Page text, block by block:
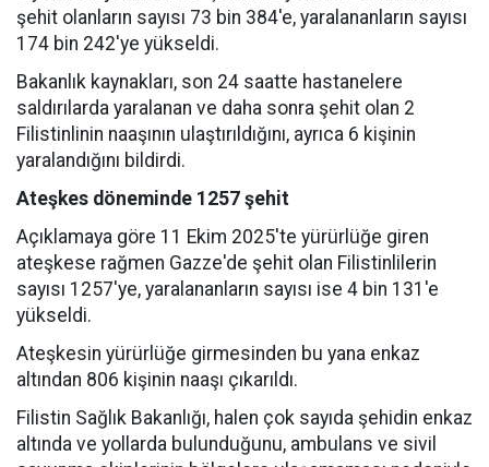
şehit olanların sayısı 73 bin 384'e, yaralananların sayısı
174 bin 242'ye yükseldi.
Bakanlık kaynakları, son 24 saatte hastanelere
saldırılarda yaralanan ve daha sonra şehit olan 2
Filistinlinin naaşının ulaştırıldığını, ayrıca 6 kişinin
yaralandığını bildirdi.
Ateşkes döneminde 1257 şehit
Açıklamaya göre 11 Ekim 2025'te yürürlüğe giren
ateşkese rağmen Gazze'de şehit olan Filistinlilerin
sayısı 1257'ye, yaralananların sayısı ise 4 bin 131'e
yükseldi.
Ateşkesin yürürlüğe girmesinden bu yana enkaz
altından 806 kişinin naaşı çıkarıldı.
Filistin Sağlık Bakanlığı, halen çok sayıda şehidin enkaz
altında ve yollarda bulunduğunu, ambulans ve sivil